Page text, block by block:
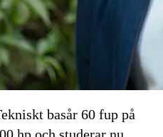
basår 60 fup på